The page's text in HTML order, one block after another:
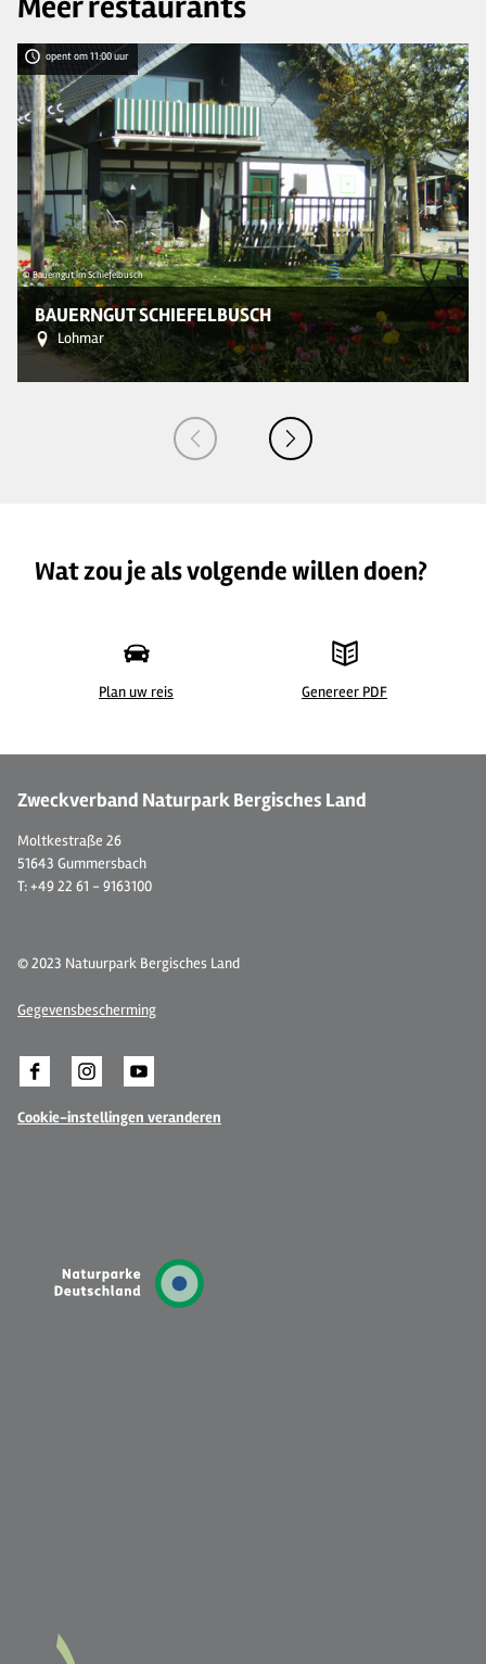
opent om 11:00 uur
© Bauerngut im Schiefelbusch
BAUERNGUT SCHIEFELBUSCH
Lohmar
Wat zou je als volgende willen doen?
Plan uw reis Genereer PDF
Zweckverband Naturpark Bergisches Land
Moltkestraße 26
51643 Gummersbach
T: +49 22 61 - 9163100
© 2023 Natuurpark Bergisches Land
Gegevensbescherming
Cookie-instellingen veranderen